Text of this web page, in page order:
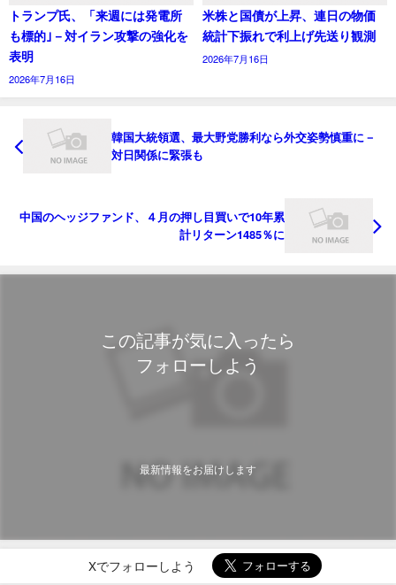
トランプ氏、「来週には発電所
も標的｣－対イラン攻撃の強化を
表明
2026年7月16日
米株と国債が上昇、連日の物価
統計下振れで利上げ先送り観測
2026年7月16日
韓国大統領選、最大野党勝利なら外交姿勢慎重に－
対日関係に緊張も
中国のヘッジファンド、４月の押し目買いで10年累
計リターン1485％に
この記事が気に入ったら
フォローしよう
最新情報をお届けします
Xでフォローしよう